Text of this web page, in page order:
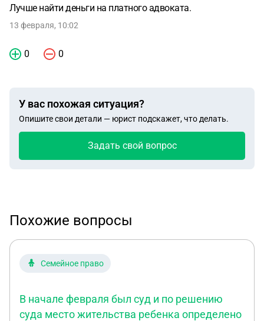
Лучше найти деньги на платного адвоката.
13 февраля, 10:02
0 0
У вас похожая ситуация?
Опишите свои детали — юрист подскажет, что делать.
Задать свой вопрос
Похожие вопросы
Семейное право
В начале февраля был суд и по решению
суда место жительства ребенка определено